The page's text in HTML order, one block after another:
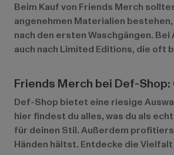
Beim Kauf von Friends Merch
angenehmen Materialien
nach den ersten Waschgängen.
auch nach Limited Editions, die oft
Friends Merch bei Def-Shop:
Def-Shop bietet eine riesige
hier findest du alles, was du als
für deinen Stil. Außerdem
Händen hältst. Entdecke die